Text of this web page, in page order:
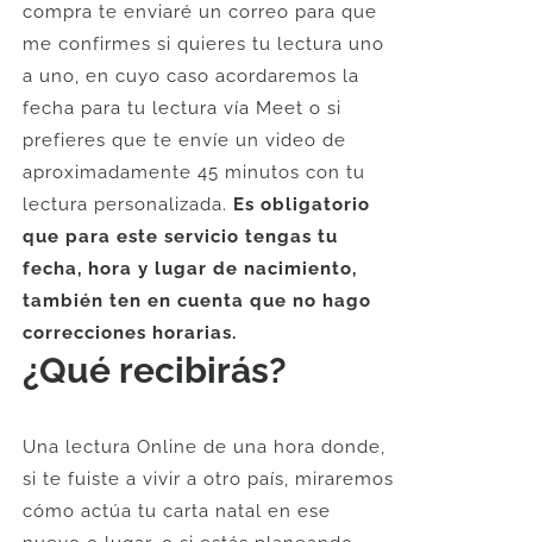
compra te enviaré un correo para que
me confirmes si quieres tu lectura uno
a uno, en cuyo caso acordaremos la
fecha para tu lectura vía Meet o si
prefieres que te envíe un video de
aproximadamente 45 minutos con tu
lectura personalizada. Es obligatorio
que para este servicio tengas tu
fecha, hora y lugar de nacimiento,
también ten en cuenta que no hago
correcciones horarias.
¿Qué recibirás?
Una lectura Online de una hora donde,
si te fuiste a vivir a otro país, miraremos
cómo actúa tu carta natal en ese